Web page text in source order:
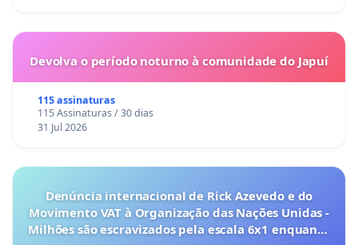
Devolva o período noturno à comunidade do Japuí
115 assinaturas
115 Assinaturas / 30 dias
31 Jul 2026
Denúncia internacional de Rick Azevedo e do
Movimento VAT à Organização das Nações Unidas -
Milhões são escravizados pela escala 6x1 enquanto